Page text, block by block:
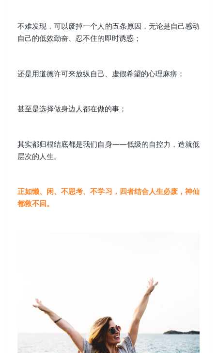
不难发现，可以废掉一个人的五条原因，无论是自己感动
自己的低效勤奋、忍不住的即时诱惑；
还是用道德许可来放纵自己、虚假希望的心理麻痹；
甚至是选择做身边人都在做的事；
其实都归根结底都是我们自身——低级的自控力，造就低
层次的人生。
正如懒、闲、不思考、不学习，四者结合人生必废，神仙
都救不回。